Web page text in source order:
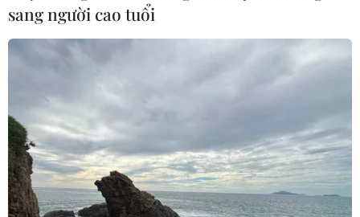
sang người cao tuổi